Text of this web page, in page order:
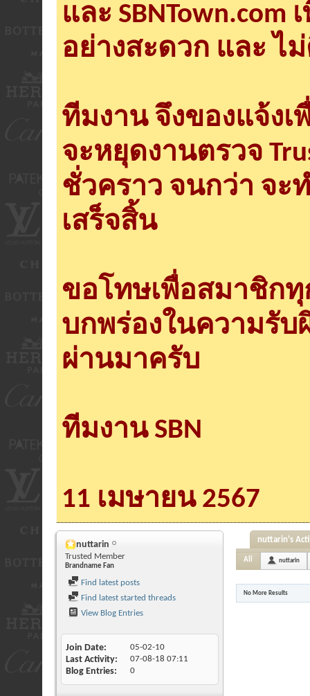
และ
อย่างสะดวก และ ไ
ทีมงาน จึงของแจ้ง
จะหยุดงานตรวจ
ชั่วคราว จนกว่า จะ
เสร็จสิ้น
ขอโทษเพื่อสมาชิก
บกพร่องในความรั
ผ่านมาครับ
ทีมงาน SBN
11 เมษายน 2567
nuttarin
Trusted Member
Brandname Fan
Find latest posts
Find latest started threads
View Blog Entries
Join Date 05-02-10
Last Activity 07-08-18 07:11
Blog Entries 0
nuttarin's
All nuttarin
No More Results